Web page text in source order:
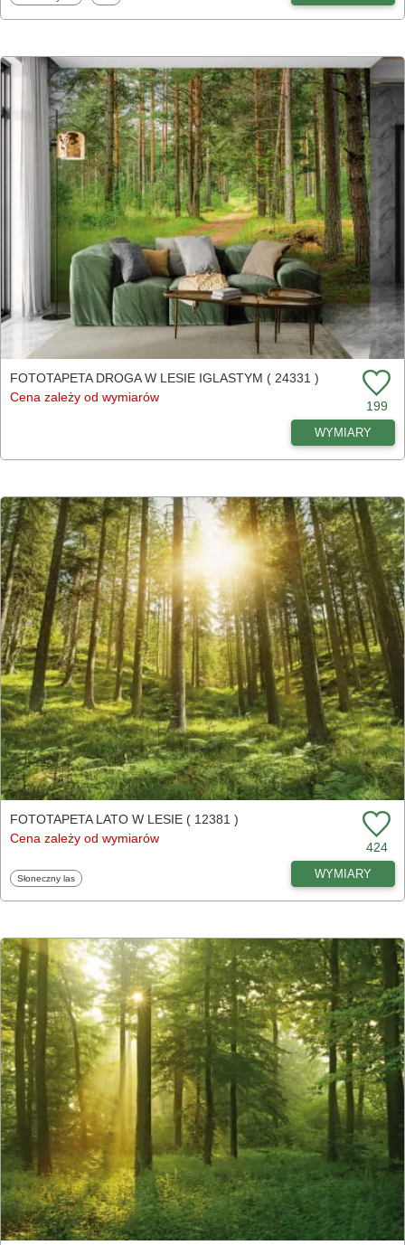
FOTOTAPETA DROGA W LESIE IGLASTYM ( 24331 )
Cena zależy od wymiarów
199
WYMIARY
FOTOTAPETA LATO W LESIE ( 12381 )
Cena zależy od wymiarów
424
Fototapety
Słoneczny las WYMIARY